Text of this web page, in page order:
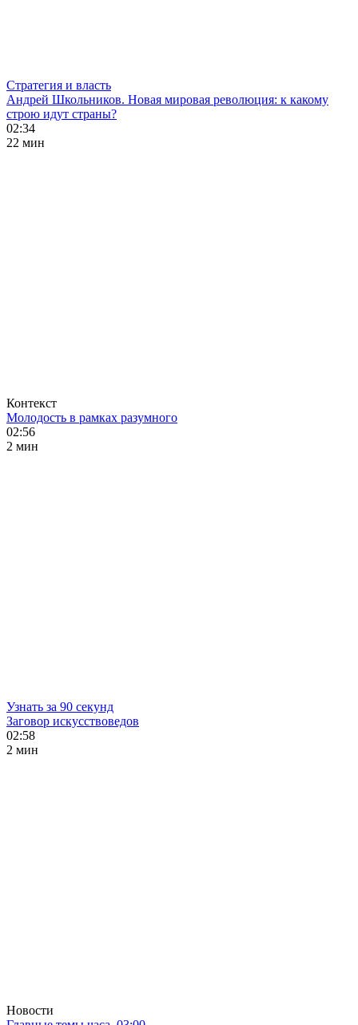
Стратегия и власть
Андрей Школьников. Новая мировая революция: к какому
строю идут страны?
02:34
22 мин
Контекст
Молодость в рамках разумного
02:56
2 мин
Узнать за 90 секунд
Заговор искусствоведов
02:58
2 мин
Новости